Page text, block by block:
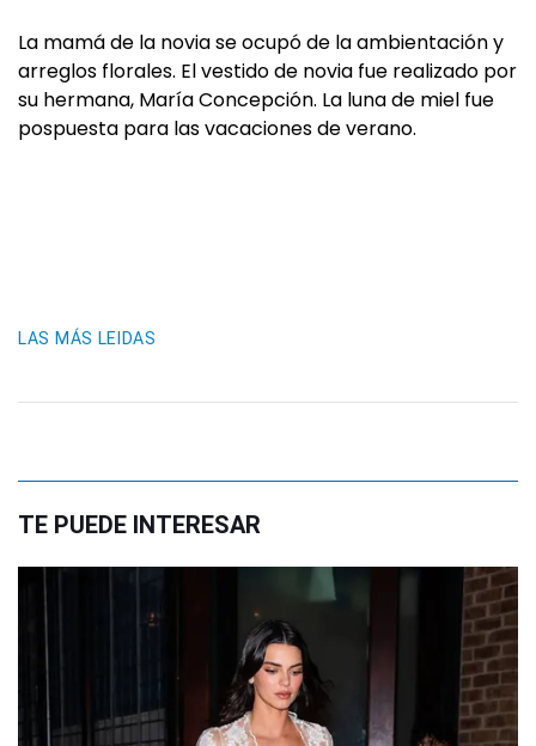
La mamá de la novia se ocupó de la ambientación y
arreglos florales. El vestido de novia fue realizado por
su hermana, María Concepción. La luna de miel fue
pospuesta para las vacaciones de verano.
LAS MÁS LEIDAS
TE PUEDE INTERESAR